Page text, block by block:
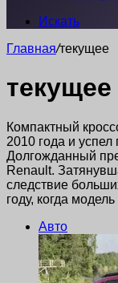
Искать
Главная/текущее
текущее
Компактный
2010 года и
Долгожданный
Renault.
следствие
году, когда
Авто